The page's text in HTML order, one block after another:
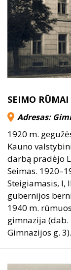
SEIMO
Adresas:
1920 m.
Kauno
darbą pradėjo
Seimas.
Steigiamasis, I,
gubernijos
1940 m.
gimnazija
Gimnazijos g. 3).